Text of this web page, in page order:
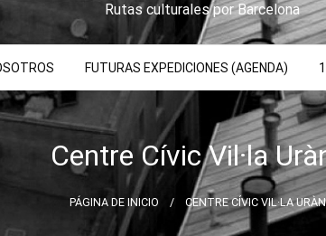
Rutas culturales por Barcelona
FUTURAS EXPEDICIONES (AGENDA)
Centre Cívic Vil·la
PÁGINA DE INICIO CENTRE CÍVIC VIL·LA